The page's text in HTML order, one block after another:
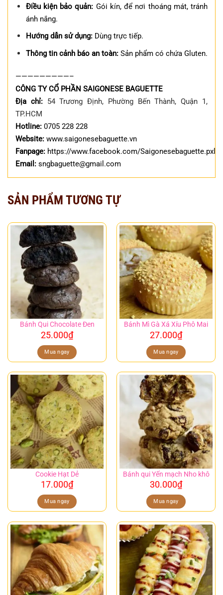
Điều kiện bảo quản: Gói kín, để nơi thoáng mát, tránh
ánh nắng.
Hướng dẫn sử dụng: Dùng trực tiếp.
Thông tin cảnh báo an toàn:Sản phẩm có chứa Gluten.
—————————–
CÔNG TY CỔ PHẦN SAIGONESE BAGUETTE
Địa chỉ: 54 Trương Định, Phường Bến Thành, Quận 1,
TP.HCM
Hotline: 0705 228 228
Website: www.saigonesebaguette.vn
Fanpage: https://www.facebook.com/Saigonesebaguette.pxl
Email: sngbaguette@gmail.com
SẢN PHẨM TƯƠNG TỰ
Bánh Qui Chocolate Đen
25.000₫
Mua ngay
Bánh Mì Gà Xá Xíu Phô Mai
27.000₫
Mua ngay
Cookie Hạt Dẻ
17.000₫
Mua ngay
Bánh qui Yến mạch Nho khô
30.000₫
Mua ngay